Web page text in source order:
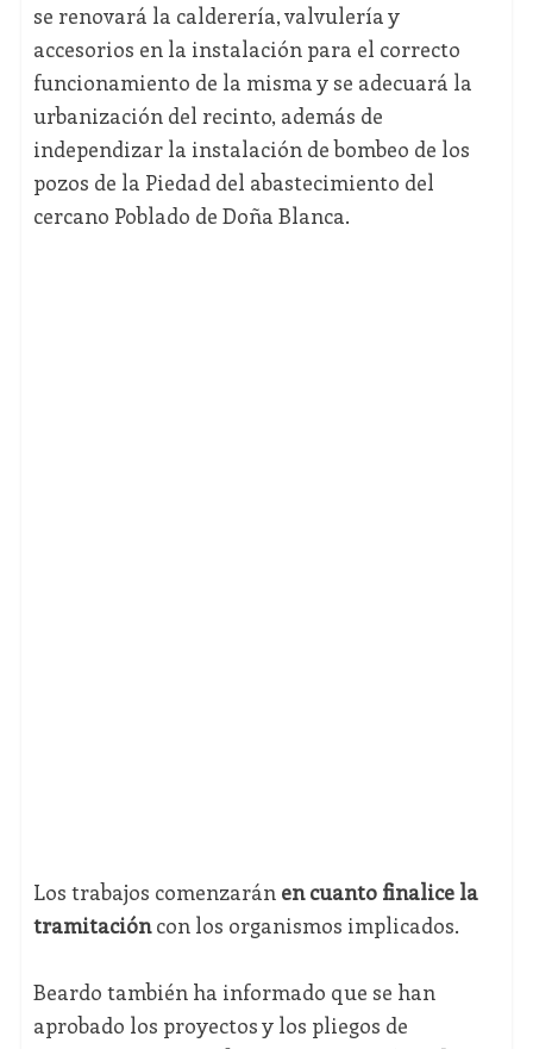
se renovará la calderería, valvulería y
accesorios en la instalación para el correcto
funcionamiento de la misma y se adecuará la
urbanización del recinto, además de
independizar la instalación de bombeo de los
pozos de la Piedad del abastecimiento del
cercano Poblado de Doña Blanca.
Los trabajos comenzaránen cuanto finalice la
tramitacióncon los organismos implicados.
Beardo también ha informado que se han
aprobado los proyectos y los pliegos de